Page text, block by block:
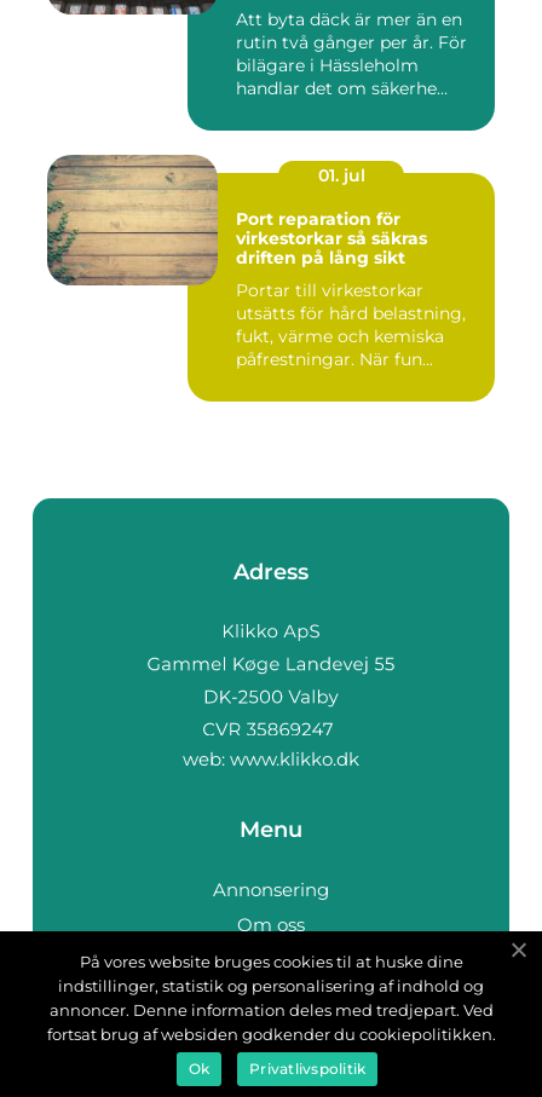
Att byta däck är mer än en
rutin två gånger per år. För
bilägare i Hässleholm
handlar det om säkerhe...
01. jul
Port reparation för
virkestorkar så säkras
driften på lång sikt
Portar till virkestorkar
utsätts för hård belastning,
fukt, värme och kemiska
påfrestningar. När fun...
Adress
web: www.klikko.dk
Menu
Annonsering
Om oss
Cookies
Kontakta oss
Sitemap
På vores website bruges cookies til at huske dine
indstillinger, statistik og personalisering af indhold og
annoncer. Denne information deles med tredjepart. Ved
fortsat brug af websiden godkender du cookiepolitikken.
Ok Privatlivspolitik